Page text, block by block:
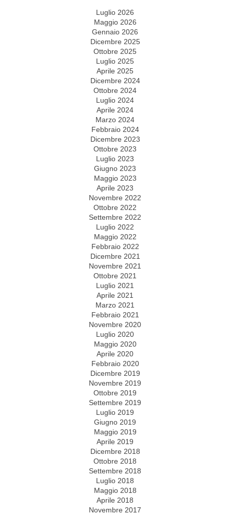
Luglio 2026
Maggio 2026
Gennaio 2026
Dicembre 2025
Ottobre 2025
Luglio 2025
Aprile 2025
Dicembre 2024
Ottobre 2024
Luglio 2024
Aprile 2024
Marzo 2024
Febbraio 2024
Dicembre 2023
Ottobre 2023
Luglio 2023
Giugno 2023
Maggio 2023
Aprile 2023
Novembre 2022
Ottobre 2022
Settembre 2022
Luglio 2022
Maggio 2022
Febbraio 2022
Dicembre 2021
Novembre 2021
Ottobre 2021
Luglio 2021
Aprile 2021
Marzo 2021
Febbraio 2021
Novembre 2020
Luglio 2020
Maggio 2020
Aprile 2020
Febbraio 2020
Dicembre 2019
Novembre 2019
Ottobre 2019
Settembre 2019
Luglio 2019
Giugno 2019
Maggio 2019
Aprile 2019
Dicembre 2018
Ottobre 2018
Settembre 2018
Luglio 2018
Maggio 2018
Aprile 2018
Novembre 2017